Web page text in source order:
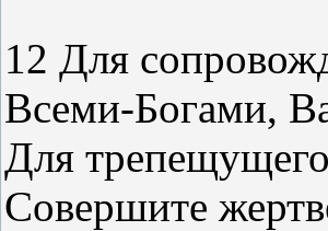
12 Для
Всеми-Богами,
Для
Совершите